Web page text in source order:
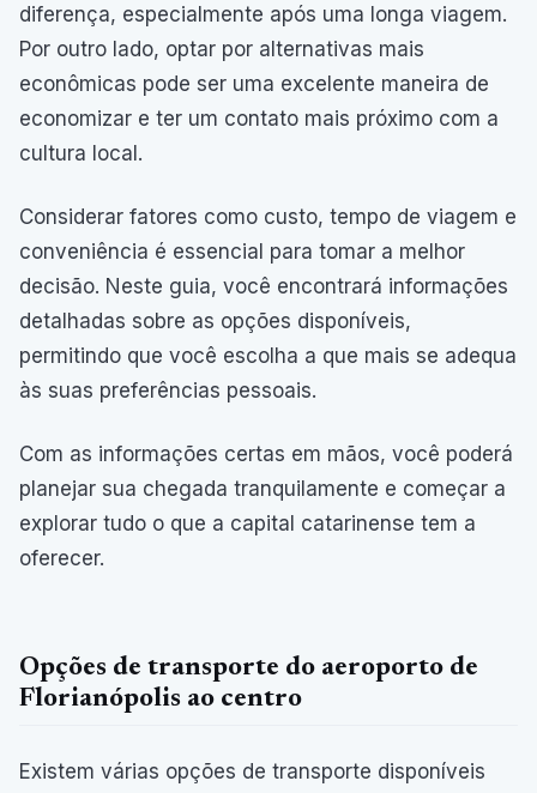
diferença, especialmente após uma longa viagem.
Por outro lado, optar por alternativas mais
econômicas pode ser uma excelente maneira de
economizar e ter um contato mais próximo com a
cultura local.
Considerar fatores como custo, tempo de viagem e
conveniência é essencial para tomar a melhor
decisão. Neste guia, você encontrará informações
detalhadas sobre as opções disponíveis,
permitindo que você escolha a que mais se adequa
às suas preferências pessoais.
Com as informações certas em mãos, você poderá
planejar sua chegada tranquilamente e começar a
explorar tudo o que a capital catarinense tem a
oferecer.
Opções de transporte do aeroporto de
Florianópolis ao centro
Existem várias opções de transporte disponíveis